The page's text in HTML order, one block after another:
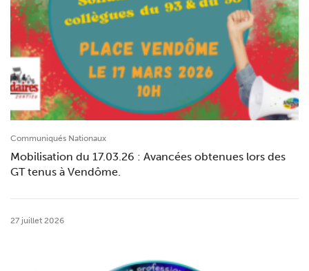
Communiqués Nationaux
Mobilisation du 17.03.26 : Avancées obtenues lors des
GT tenus à Vendôme.
27 juillet 2026